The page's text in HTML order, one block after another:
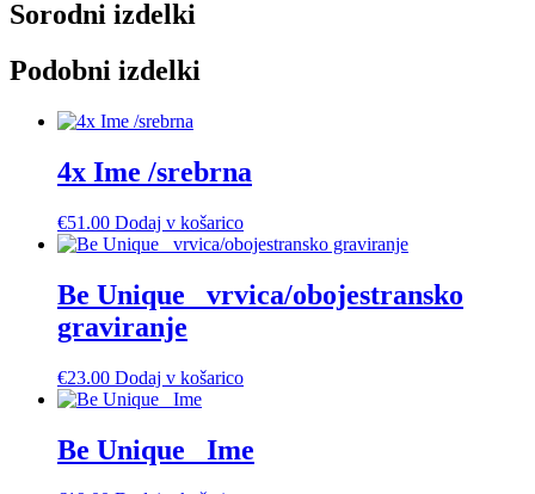
Sorodni izdelki
Podobni izdelki
4x Ime /srebrna
€51.00 Dodaj v košarico
Be Unique_ vrvica/obojestransko
graviranje
€23.00 Dodaj v košarico
Be Unique_ Ime